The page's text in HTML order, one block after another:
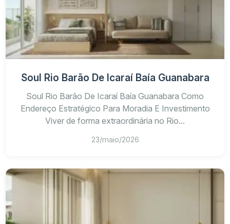
locação residencial ou
temporária
Soul Rio Barão De Icaraí Baía Guanabara
Soul Rio Barão De Icaraí Baía Guanabara Como
Endereço Estratégico Para Moradia E Investimento
Viver de forma extraordinária no Rio...
23/maio/2026